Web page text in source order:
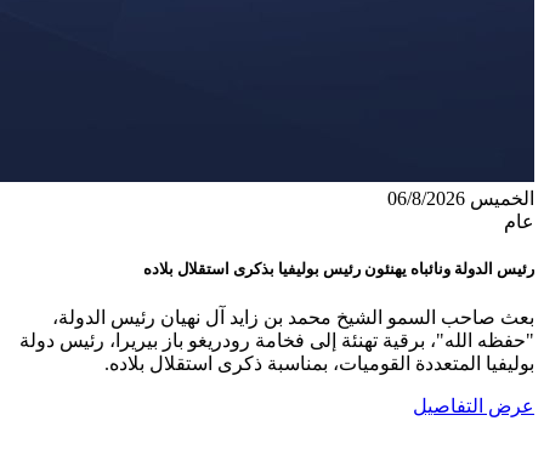
الخميس 06/8/2026
عام
رئيس الدولة ونائباه يهنئون رئيس بوليفيا بذكرى استقلال بلاده
بعث صاحب السمو الشيخ محمد بن زايد آل نهيان رئيس الدولة،
"حفظه الله"، برقية تهنئة إلى فخامة رودريغو باز بيريرا، رئيس دولة
بوليفيا المتعددة القوميات، بمناسبة ذكرى استقلال بلاده.
عرض التفاصيل